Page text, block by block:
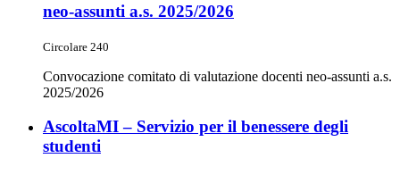
neo-assunti a.s. 2025/2026
Circolare 240
Convocazione comitato di valutazione docenti neo-assunti a.s.
2025/2026
AscoltaMI – Servizio per il benessere degli
studenti